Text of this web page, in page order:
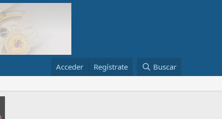
Acceder Regístrate Buscar